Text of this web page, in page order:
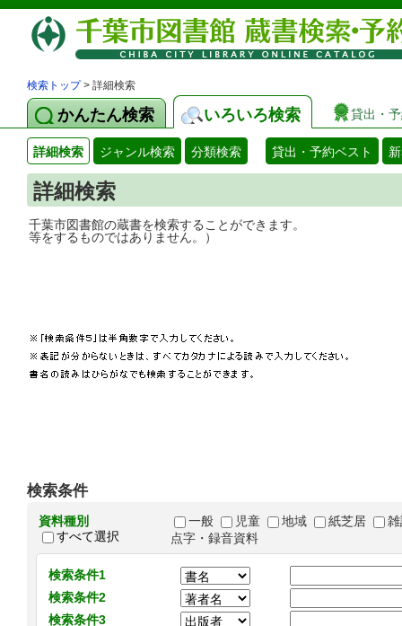
検索トップ> 詳細検索
かんたん検索 いろいろ検索 貸出・
詳細検索 ジャンル検索 分類検索 貸出・予約ベスト
詳細検索
千葉市図書館の蔵書を検索することがで
等をするものではありません。）
検索条件
資料種別
すべて選択
一般 児童 地域 紙芝居
点字・録音資料
検索条件1
検索条件2
検索条件3